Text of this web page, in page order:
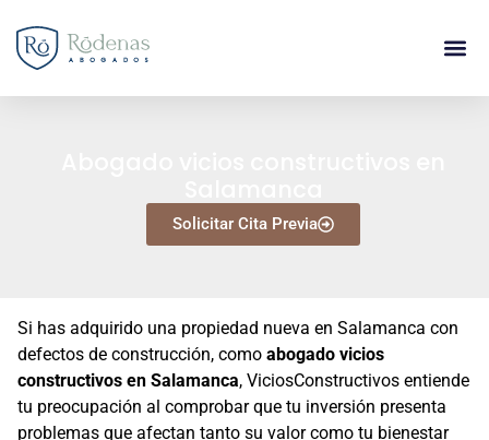
Solicitar Cita Previa
Si has adquirido una propiedad nueva en Salamanca con
defectos de construcción, como abogado vicios
constructivos en Salamanca, ViciosConstructivos entiende
tu preocupación al comprobar que tu inversión presenta
problemas que afectan tanto su valor como tu bienestar